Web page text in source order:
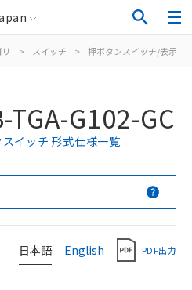
> スイッチ > 押ボタンスイッチ/表示灯
G102-GC
イッチ 形式仕様一覧
日本語 English PDF出力